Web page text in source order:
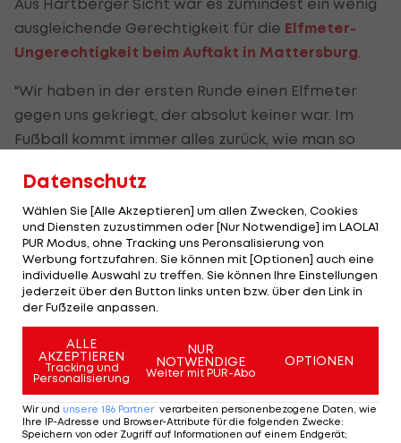
Aus Hartberger Sicht war es zumindest ein wenig
ausgleichende Gerechtigkeit für die Elfmeter-
Ungerechtigkeit beim Auftakt in Mattersburg.
"Wir haben in der ersten Runde einen Elfmeter
gegen uns gekriegt, der absolut keiner war. Im
Fußball kommt immer alles zurück, wie man so
Seite. Wobei man betonen muss, dass die
Situatioen diesmal für mich glasklar war", so
Rakowitz.
Keine Vorwürfe von El Maestro
Auch die weiteren Wortspenden geben eher dem
Hartberg-Kicker recht. Beide Trainer haben die
Szene zum Zeitpunkt der Pressekonferenz
naturgemäß schon via TV-Bilder betrachten
können.
Datenschutz
Wählen Sie [Alle Akzeptieren] um allen Zwecken, Cookies
und Diensten zuzustimmen oder [Nur Notwendige] im LAOLA1
PUR Modus, ohne Tracking uns Peronsalisierung von
Werbung fortzufahren. Sie können mit [Optionen] auch eine
individuelle Auswahl zu treffen. Sie können Ihre Einstellungen
jederzeit über den Button links unten bzw. über den Link in
der Fußzeile anpassen.
ALLE
AKZEPTIEREN
Tracking und
Personalisierung
NUR
NOTWENDIGE
Weiter mit PUR-Abo
OPTIONEN
Wir und unsere 186 Partner verarbeiten personenbezogene Daten, wie
Ihre IP-Adresse und Browser-Attribute für die folgenden Zwecke:
Speichern von oder Zugriff auf Informationen auf einem Endgerät;